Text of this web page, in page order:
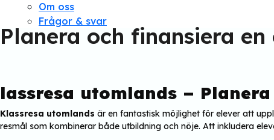
Om oss
Frågor & svar
Planera och finansiera
lassresa utomlands – Planera
Klassresa utomlands är en fantastisk möjlighet för elever att
resmål som kombinerar både utbildning och nöje. Att inkludera